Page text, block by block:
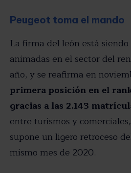
Peugeot toma el mando
La firma del león está
animadas en el sector del
año, y se reafirma en
primera posición en el
gracias a las 2.143
entre turismos y
supone un ligero retroceso
mismo mes de 2020.